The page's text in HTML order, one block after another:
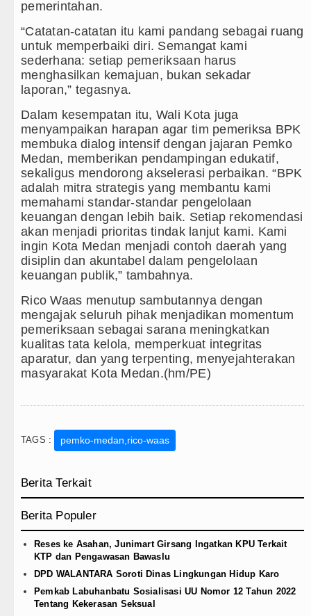
pemerintahan.
“Catatan-catatan itu kami pandang sebagai ruang
untuk memperbaiki diri. Semangat kami
sederhana: setiap pemeriksaan harus
menghasilkan kemajuan, bukan sekadar
laporan,” tegasnya.
Dalam kesempatan itu, Wali Kota juga
menyampaikan harapan agar tim pemeriksa BPK
membuka dialog intensif dengan jajaran Pemko
Medan, memberikan pendampingan edukatif,
sekaligus mendorong akselerasi perbaikan. “BPK
adalah mitra strategis yang membantu kami
memahami standar-standar pengelolaan
keuangan dengan lebih baik. Setiap rekomendasi
akan menjadi prioritas tindak lanjut kami. Kami
ingin Kota Medan menjadi contoh daerah yang
disiplin dan akuntabel dalam pengelolaan
keuangan publik,” tambahnya.
Rico Waas menutup sambutannya dengan
mengajak seluruh pihak menjadikan momentum
pemeriksaan sebagai sarana meningkatkan
kualitas tata kelola, memperkuat integritas
aparatur, dan yang terpenting, menyejahterakan
masyarakat Kota Medan.(hm/PE)
TAGS : pemko-medan,rico-waas
Berita Terkait
Berita Populer
Reses ke Asahan, Junimart Girsang Ingatkan KPU Terkait
KTP dan Pengawasan Bawaslu
DPD WALANTARA Soroti Dinas Lingkungan Hidup Karo
Pemkab Labuhanbatu Sosialisasi UU Nomor 12 Tahun 2022
Tentang Kekerasan Seksual